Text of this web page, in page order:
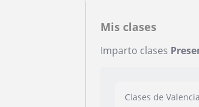
Mis clases
Imparto clases
Clases de